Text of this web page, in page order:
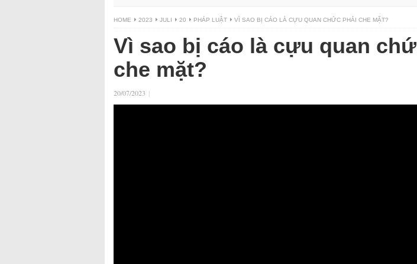
HOME 2023 JULI 20 PHÁP LUẬT VÌ SAO BỊ CÁO LÀ CỰU QUAN CHỨC PHẢI CHE MẶT?
Vì sao bị cáo là cựu quan
che mặt?
20/07/2023 |